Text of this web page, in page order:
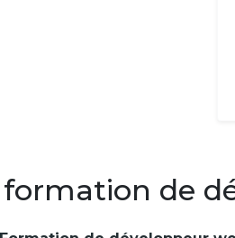
formation de